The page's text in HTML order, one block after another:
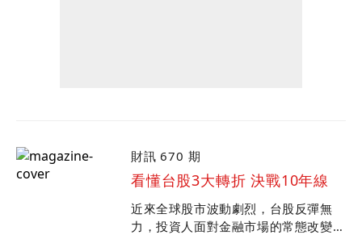
財訊 670 期
看懂台股3大轉折 決戰10年線
近來全球股市波動劇烈，台股反彈無
力，投資人面對金融市場的常態改變，